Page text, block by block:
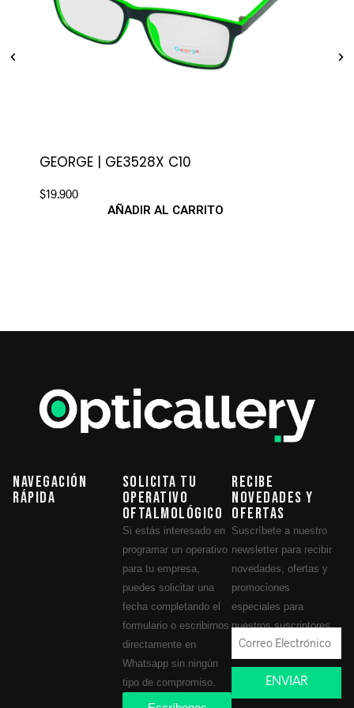
GEORGE | GE3528X C10
$19.900
AÑADIR AL CARRITO
Navegación
Rápida
Solicita tu
operativo
oftalmológico
Si estás interesado en
programar un operativo
para tu empresa,
puedes solicitar una
fecha completando el
formulario o escribirnos
directamente en
Whatsapp sin ningún
tipo de compromiso.
Recibe
novedades y
ofertas
Suscríbete a nuestro
newsletter para recibir
novedades, ofertas y
promociones
especiales para
nuestros suscriptores.
ENVIAR